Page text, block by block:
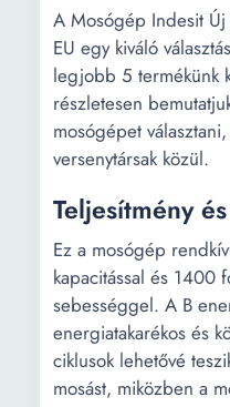
A Mosógép Indesit
EU egy kiváló
legjobb 5 termékünk
részletesen
mosógépet
versenytársak közül.
Teljesítmény
Ez a mosógép
kapacitással és 1400
sebességgel. A B
energiatakarékos és
ciklusok lehetővé
mosást, miközben a